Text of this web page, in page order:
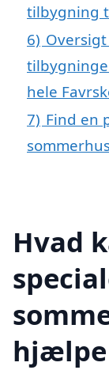
tilbygning
6)
hele
7) Find en
Hvad
hjælpe